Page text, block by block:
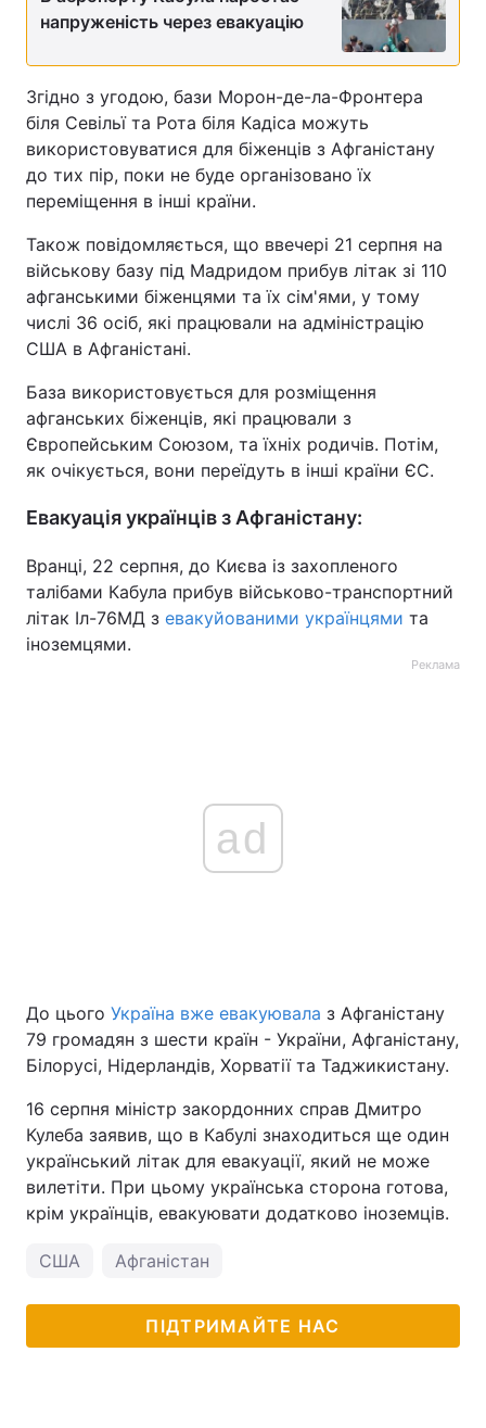
напруженість через евакуацію
Згідно з угодою, бази Морон-де-ла-Фронтера
біля Севільї та Рота біля Кадіса можуть
використовуватися для біженців з Афганістану
до тих пір, поки не буде організовано їх
переміщення в інші країни.
Також повідомляється, що ввечері 21 серпня на
військову базу під Мадридом прибув літак зі 110
афганськими біженцями та їх сім'ями, у тому
числі 36 осіб, які працювали на адміністрацію
США в Афганістані.
База використовується для розміщення
афганських біженців, які працювали з
Європейським Союзом, та їхніх родичів. Потім,
як очікується, вони переїдуть в інші країни ЄС.
Евакуація українців з Афганістану:
Вранці, 22 серпня, до Києва із захопленого
талібами Кабула прибув військово-транспортний
літак Іл-76МД з евакуйованими українцями та
іноземцями.
Реклама
ad
До цього Україна вже евакуювала з Афганістану
79 громадян з шести країн - України, Афганістану,
Білорусі, Нідерландів, Хорватії та Таджикистану.
16 серпня міністр закордонних справ Дмитро
Кулеба заявив, що в Кабулі знаходиться ще один
український літак для евакуації, який не може
вилетіти. При цьому українська сторона готова,
крім українців, евакуювати додатково іноземців.
США Афганістан
ПІДТРИМАЙТЕ НАС